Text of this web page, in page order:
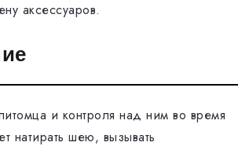
аксессуаров.
и контроля над ним во время
натирать шею, вызывать